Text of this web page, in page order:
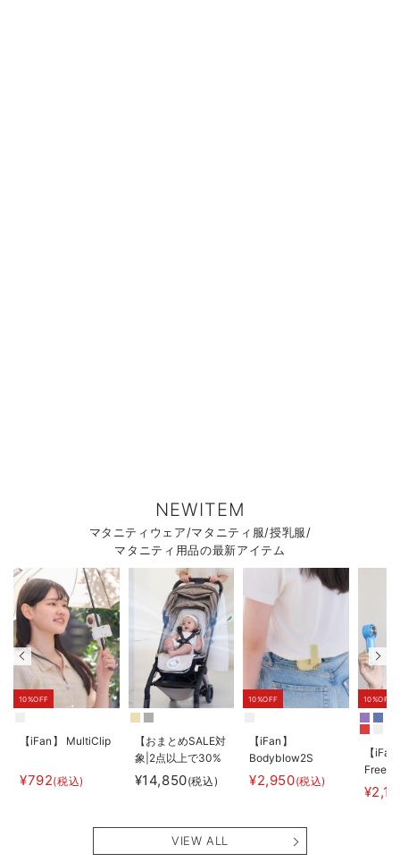
NEWITEM
マタニティウェア/マタニティ服/授乳服/
マタニティ用品の最新アイテム
10%OFF
【iFan】 MultiClip
¥792(税込)
【おまとめSALE対
象|2点以上で30%
オフ】
【AIRMON】
アム
¥14,850(税込)
10%OFF
【iFan】
Bodyblow2S
¥2,950(税込)
10%OFF
【
Freeze
VIEW ALL